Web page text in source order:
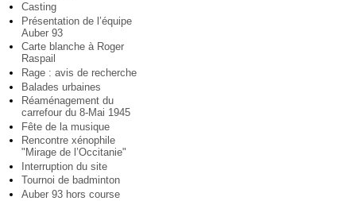
Casting
Présentation de l’équipe
Auber 93
Carte blanche à Roger
Raspail
Rage : avis de recherche
Balades urbaines
Réaménagement du
carrefour du 8-Mai 1945
Fête de la musique
Rencontre xénophile
"Mirage de l’Occitanie"
Interruption du site
Tournoi de badminton
Auber 93 hors course